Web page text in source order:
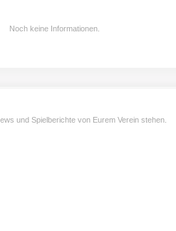
Noch keine Informationen.
und Spielberichte von Eurem Verein stehen.